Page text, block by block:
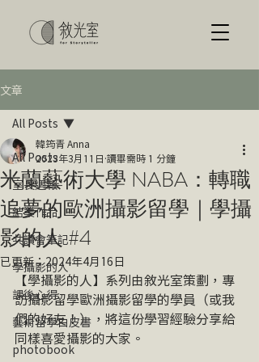
文章
All Posts
室長週報
結業作品
共讀會筆記
學攝影的人
課後心得
藝術留學白皮書
photobook
All Posts
米蘭藝術大學 NABA：轉職
追夢的歐洲攝影留學｜學攝
影的人 #4
韓筠青 Anna
2023年3月11日 讀畢需時 1 分鐘
已更新：2024年4月16日
【學攝影的人】系列由敘光室策劃，專
訪攝影留學歐洲攝影留學的學員（或我
們的好友！），將這份學習經驗分享給
同樣喜愛攝影的大家。